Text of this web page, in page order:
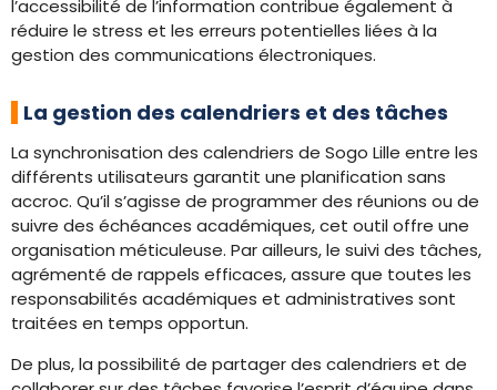
l’accessibilité de l’information contribue également à
réduire le stress et les erreurs potentielles liées à la
gestion des communications électroniques.
La gestion des calendriers et des tâches
La synchronisation des calendriers de Sogo Lille entre les
différents utilisateurs garantit une planification sans
accroc. Qu’il s’agisse de programmer des réunions ou de
suivre des échéances académiques, cet outil offre une
organisation méticuleuse. Par ailleurs, le suivi des tâches,
agrémenté de rappels efficaces, assure que toutes les
responsabilités académiques et administratives sont
traitées en temps opportun.
De plus, la possibilité de partager des calendriers et de